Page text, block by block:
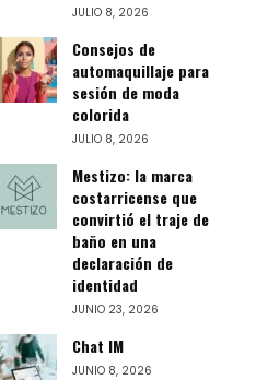
JULIO 8, 2026
Consejos de
automaquillaje para
sesión de moda
colorida
JULIO 8, 2026
Mestizo: la marca
costarricense que
convirtió el traje de
baño en una
declaración de
identidad
JUNIO 23, 2026
Chat IM
JUNIO 8, 2026